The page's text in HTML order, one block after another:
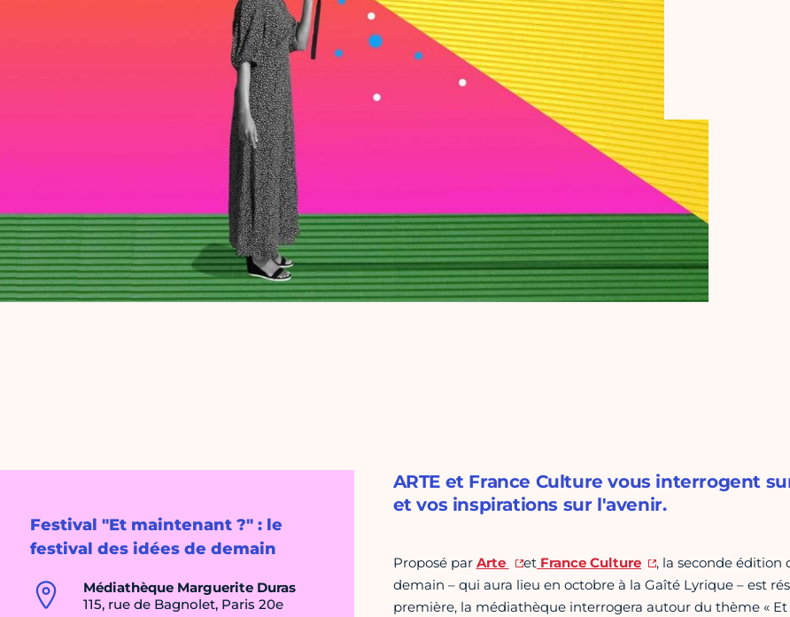
Festival "Et maintenant ?" : le
festival des idées de demain
Médiathèque Marguerite Duras
115, rue de Bagnolet, Paris 20e
ARTE et France Culture vous interrogent
et vos inspirations sur l'avenir.
Proposé par Arte et France Culture
, la seconde édition
demain – qui aura lieu en octobre à la Gaîté Lyrique – est
première, la médiathèque interrogera autour du thème «